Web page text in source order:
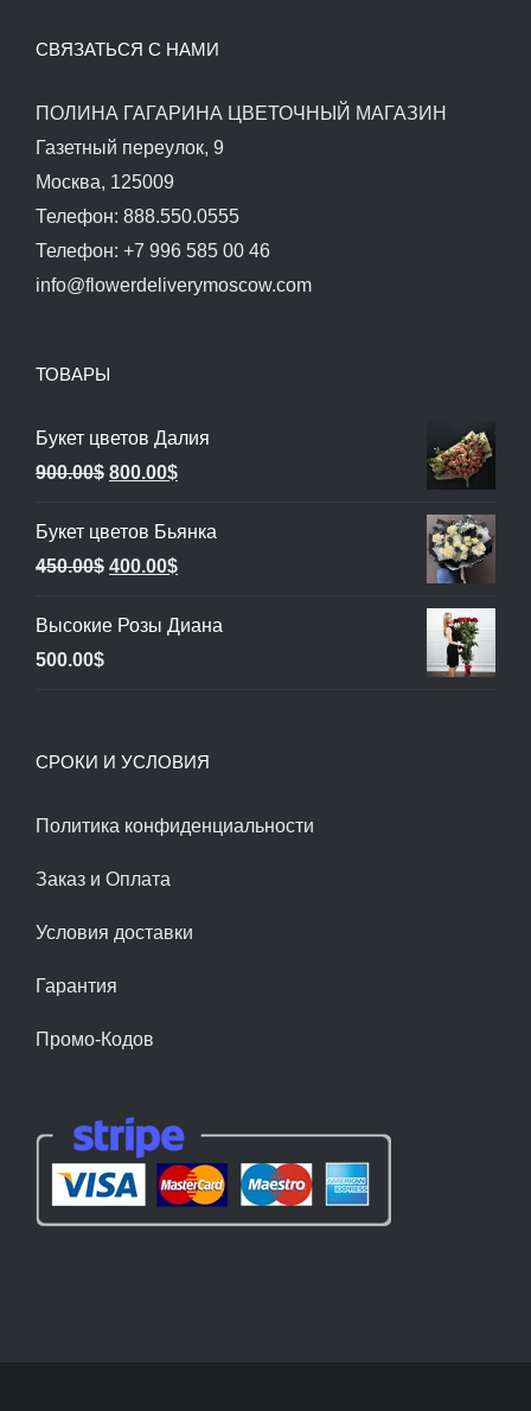
СВЯЗАТЬСЯ С НАМИ
ПОЛИНА ГАГАРИНА ЦВЕТОЧНЫЙ МАГАЗИН
Газетный переулок, 9
Москва, 125009
Телефон: 888.550.0555
Телефон: +7 996 585 00 46
info@flowerdeliverymoscow.com
ТОВАРЫ
Букет цветов Далия
900.00$ Первоначальная
составляла
900.00$.
800.00$Текущая
800.00$.
Букет цветов Бьянка
450.00$ Первоначальная
составляла
400.00$Текущая
400.00$.
Высокие Розы Диана
500.00$
СРОКИ И УСЛОВИЯ
Политика конфиденциальности
Заказ и Оплата
Условия доставки
Гарантия
Промо-Кодов